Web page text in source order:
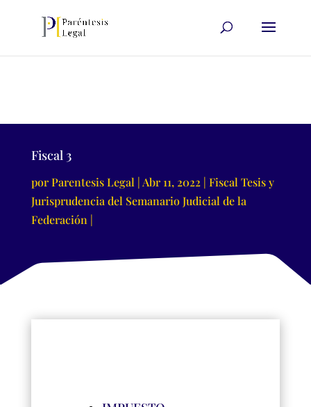
Fiscal 3
porParentesis Legal Abr 11, 2022 Fiscal Tesis y
Jurisprudencia del Semanario Judicial de la
Federación